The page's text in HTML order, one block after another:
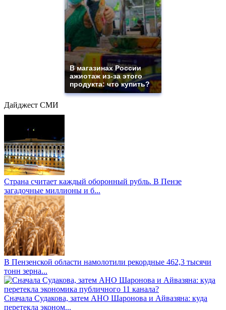
В магазинах России
ажиотаж из-за этого
продукта: что купить?
Дайджест СМИ
Страна считает каждый оборонный рубль. В Пензе
загадочные миллионы и б...
В Пензенской области намолотили рекордные 462,3 тысячи
тонн зерна...
Сначала Судакова, затем АНО Шаронова и Айвазяна: куда
перетекла эконом...